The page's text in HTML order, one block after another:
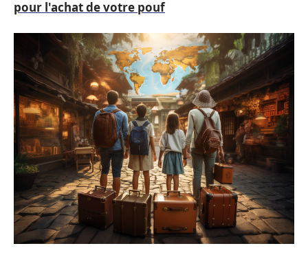
pour l'achat de votre pouf